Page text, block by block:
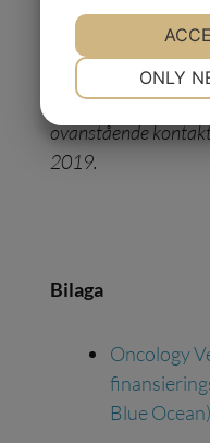
Detta är
är skyldigt att
tillgängliggjordes
ovanstående
2019.
Bilaga
Oncology
Blue Ocean)
YES NO
MARKETING
ONLY